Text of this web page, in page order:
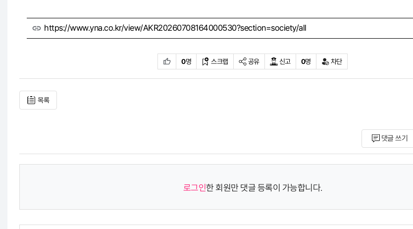
https://www.yna.co.kr/view/AKR20260708164000530?section=society/all
0명 스크랩 공유 신고 0명 차단
목록
댓글 쓰기
로그인한 회원만 댓글 등록이 가능합니다.